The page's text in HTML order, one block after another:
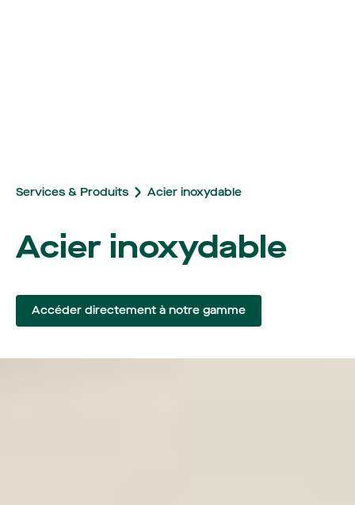
Services & Produits Acier inoxydable
Acier inoxydable
Accéder directement à notre gamme